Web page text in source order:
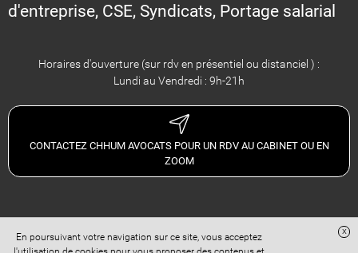
d'entreprise, CSE, Syndicats, Portage salarial
Horaires d'ouverture (sur rdv en présentiel ou distanciel ) :
Lundi au Vendredi : 9h-21h
CONTACTEZ CHHUM AVOCATS POUR UN RDV AU CABINET OU EN
ZOOM
Site réalisé avecDigital Avocat
En poursuivant votre navigation sur ce site, vous acceptez
x